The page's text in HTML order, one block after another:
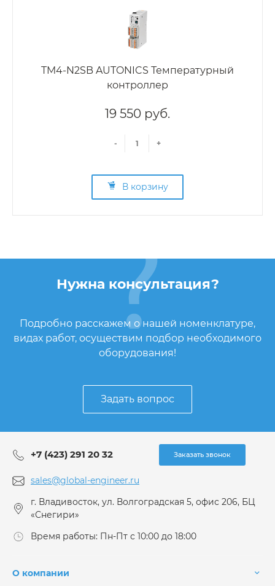
TM4-N2SB AUTONICS Температурный
контроллер
19 550 руб.
- +
В корзину
Нужна консультация?
Подробно расскажем о нашей номенклатуре,
видах работ, осуществим подбор необходимого
оборудования!
Задать вопрос
+7 (423) 291 20 32 Заказать звонок
sales@global-engineer.ru
г. Владивосток, ул. Волгоградская 5, офис 206, БЦ
«Снегири»
Время работы: Пн-Пт с 10:00 до 18:00
О компании